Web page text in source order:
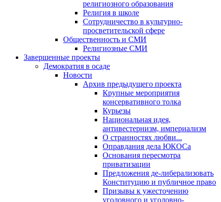
религиозного образования
Религия в школе
Сотрудничество в культурно-
просветительской сфере
Общественность и СМИ
Религиозные СМИ
Завершенные проекты
Демократия в осаде
Новости
Архив предыдущего проекта
Крупные мероприятия
консервативного толка
Курьезы
Национальная идея,
антивестернизм, империализм
О странностях любви...
Оправдания дела ЮКОСа
Основания пересмотра
приватизации
Предложения де-либерализовать
Конституцию и публичное право
Призывы к ужесточению
уголовного и уголовно-